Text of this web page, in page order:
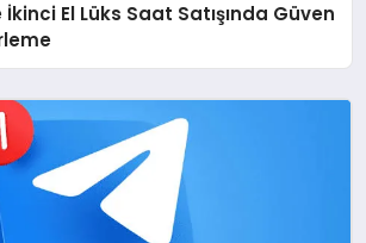
El Lüks Saat Satışında Güven